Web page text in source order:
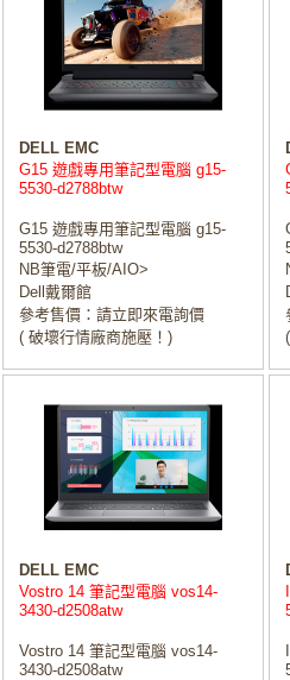
DELL EMC
G15 遊戲專用筆記型電腦 g15-
5530-d2788btw
G15 遊戲專用筆記型電腦 g15-
5530-d2788btw
NB筆電/平板/AIO>
Dell戴爾館
參考售價：請立即來電詢價
( 破壞行情廠商施壓！)
DELL EMC
Vostro 14 筆記型電腦 vos14-
3430-d2508atw
Vostro 14 筆記型電腦 vos14-
3430-d2508atw